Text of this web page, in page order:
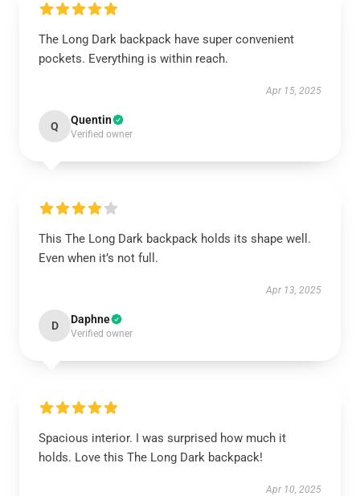
The Long Dark backpack have super convenient
pockets. Everything is within reach.
Apr 15, 2025
Q Quentin
Verified owner
This The Long Dark backpack holds its shape well.
Even when it’s not full.
Apr 13, 2025
D Daphne
Verified owner
Spacious interior. I was surprised how much it
holds. Love this The Long Dark backpack!
Apr 10, 2025